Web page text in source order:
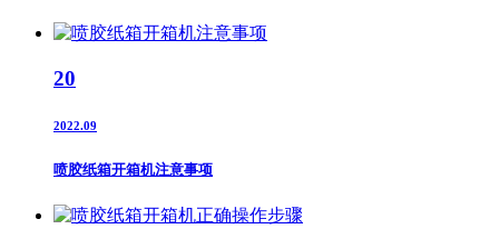
20
2022.09
喷胶纸箱开箱机注意事项